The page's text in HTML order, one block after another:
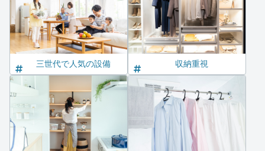
三世代で人気の設備 収納重視